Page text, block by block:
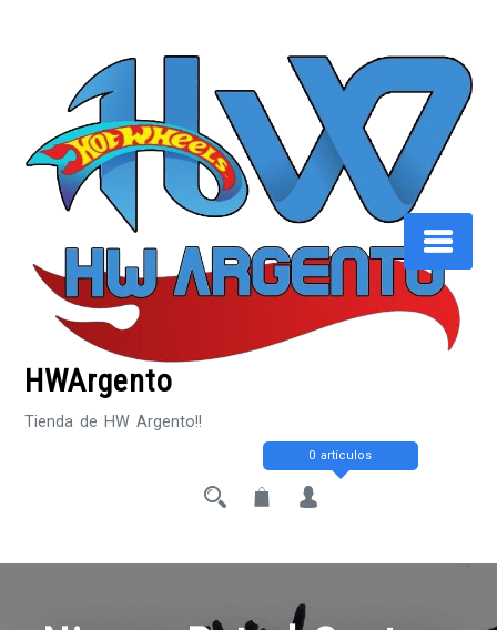
HWArgento
Tienda de HW Argento!!
0 artículos